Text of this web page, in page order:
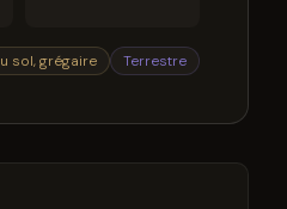
sol, grégaire Terrestre